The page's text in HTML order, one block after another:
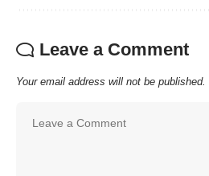
Leave a Comment
Your email address will not be published.